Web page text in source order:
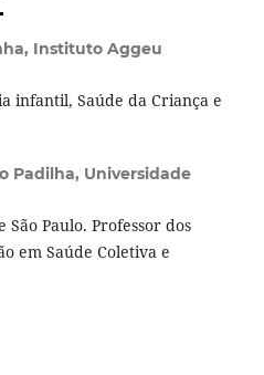
Instituto Aggeu
infantil, Saúde da Criança e
Padilha, Universidade
Paulo. Professor dos
em Saúde Coletiva e